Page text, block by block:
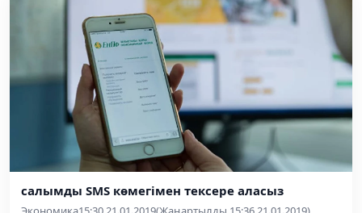
салымды SMS көмегімен тексере аласыз